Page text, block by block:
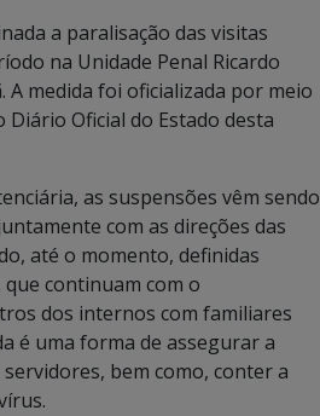
a paralisação das visitas
na Unidade Penal Ricardo
A medida foi oficializada por meio
Oficial do Estado desta
as suspensões vêm sendo
com as direções das
até o momento, definidas
continuam com o
dos internos com familiares
é uma forma de assegurar a
bem como, conter a